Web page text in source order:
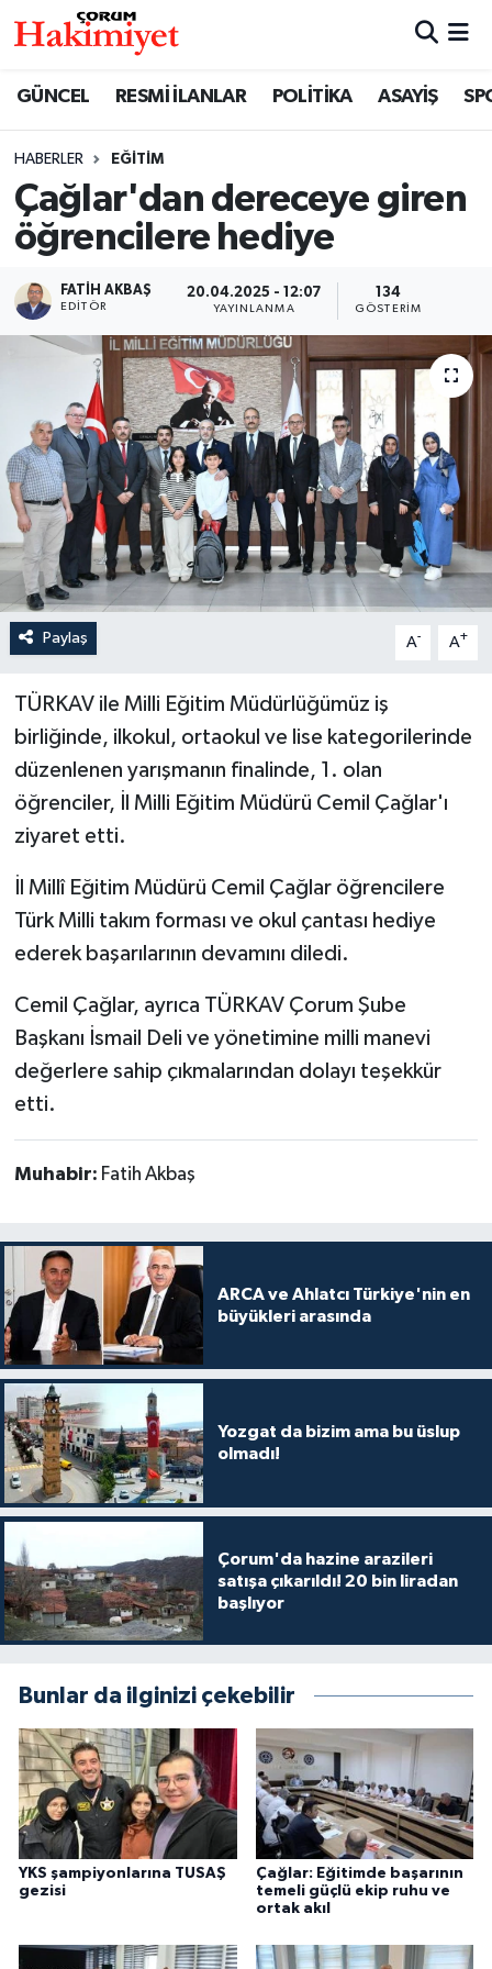
GÜNCEL RESMİ İLANLAR POLİTİKA ASAYİŞ
HABERLER EĞİTİM
Çağlar'dan dereceye giren
öğrencilere hediye
FATIH AKBAŞ
EDITÖR
20.04.2025 - 12:07
YAYINLANMA
134
GÖSTERIM
Paylaş A- A+
TÜRKAV ile Milli Eğitim Müdürlüğümüz iş
birliğinde, ilkokul, ortaokul ve lise kategorilerinde
düzenlenen yarışmanın finalinde, 1. olan
öğrenciler, İl Milli Eğitim Müdürü Cemil Çağlar'ı
ziyaret etti.
İl Millî Eğitim Müdürü Cemil Çağlar öğrencilere
Türk Milli takım forması ve okul çantası hediye
ederek başarılarının devamını diledi.
Cemil Çağlar, ayrıca TÜRKAV Çorum Şube
Başkanı İsmail Deli ve yönetimine milli manevi
değerlere sahip çıkmalarından dolayı teşekkür
etti.
Muhabir: Fatih Akbaş
ARCA ve Ahlatcı Türkiye'nin en
büyükleri arasında
Yozgat da bizim ama bu üslup
olmadı!
Çorum'da hazine arazileri
satışa çıkarıldı! 20 bin liradan
başlıyor
Bunlar da ilginizi çekebilir
YKS şampiyonlarına TUSAŞ
gezisi
Çağlar: Eğitimde başarının
temeli güçlü ekip ruhu ve
ortak akıl
SAĞLIK
ASAYİŞ
EKONOMİ
GÜNCEL
AKTÜEL
EĞİTİM
İLÇELER
OTOPARK
TEKNOLOJİ
Nöbetçi Eczaneler
Çorum Namaz Vakitleri
Trafik Durumu
Süper Lig Puan Durumu ve Fikstür
Tüm Manşetler
Son Dakika Haberleri
Haber Arşivi